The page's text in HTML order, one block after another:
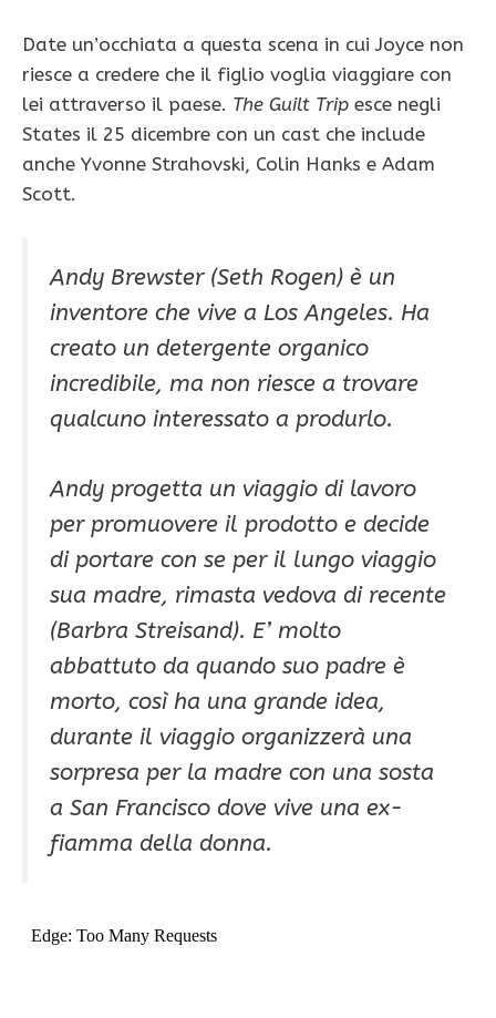
Date un’occhiata a questa scena in cui Joyce non
riesce a credere che il figlio voglia viaggiare con
lei attraverso il paese. The Guilt Trip esce negli
States il 25 dicembre con un cast che include
anche Yvonne Strahovski, Colin Hanks e Adam
Scott.
Andy Brewster (Seth Rogen) è un
inventore che vive a Los Angeles. Ha
creato un detergente organico
incredibile, ma non riesce a trovare
qualcuno interessato a produrlo.
Andy progetta un viaggio di lavoro
per promuovere il prodotto e decide
di portare con se per il lungo viaggio
sua madre, rimasta vedova di recente
(Barbra Streisand). E’ molto
abbattuto da quando suo padre è
morto, così ha una grande idea,
durante il viaggio organizzerà una
sorpresa per la madre con una sosta
a San Francisco dove vive una ex-
fiamma della donna.